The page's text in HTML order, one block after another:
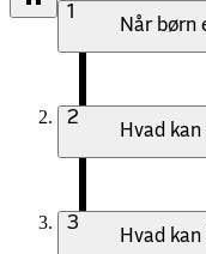
1
Når børn
2
Hvad
3
Hvad